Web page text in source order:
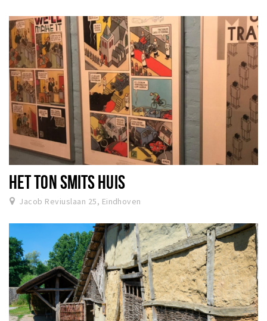
HET TON SMITS HUIS
Jacob Reviuslaan 25, Eindhoven